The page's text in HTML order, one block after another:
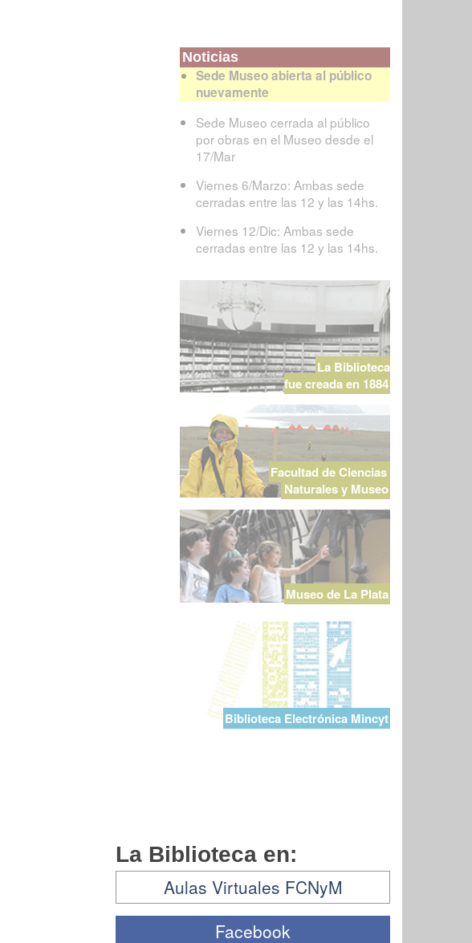
Noticias
Sede Museo abierta al público
nuevamente
Sede Museo cerrada al público
por obras en el Museo desde el
17/Mar
Viernes 6/Marzo: Ambas sede
cerradas entre las 12 y las 14hs.
Viernes 12/Dic: Ambas sede
cerradas entre las 12 y las 14hs.
La Biblioteca
fue creada en 1884
Facultad de Ciencias
Naturales y Museo
Museo de La Plata
Biblioteca Electrónica Mincyt
La Biblioteca en:
Aulas Virtuales FCNyM
Facebook